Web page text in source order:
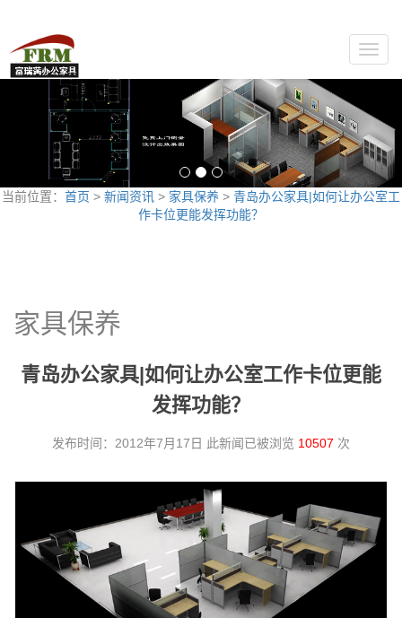
Toggle
当前位置： 首页 > 新闻资讯 > 家具保养 > 青岛办公家具|如何让办公室工
作卡位更能发挥功能？
家具保养
青岛办公家具|如何让办公室工作卡位更能
发挥功能？
发布时间：2012年7月17日 此新闻已被浏览 10507 次